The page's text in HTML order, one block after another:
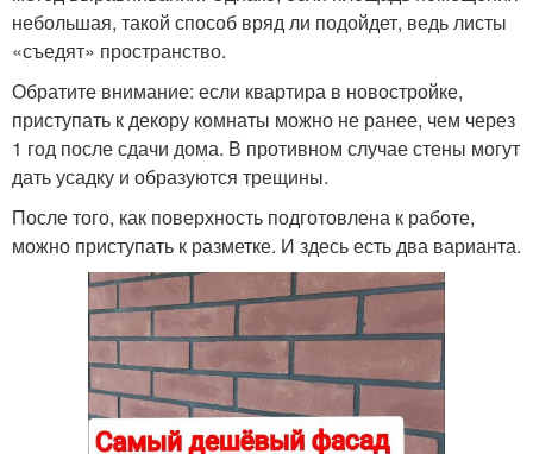
небольшая, такой способ вряд ли подойдет, ведь листы
«съедят» пространство.
Обратите внимание: если квартира в новостройке,
приступать к декору комнаты можно не ранее, чем через
1 год после сдачи дома. В противном случае стены могут
дать усадку и образуются трещины.
После того, как поверхность подготовлена к работе,
можно приступать к разметке. И здесь есть два варианта.